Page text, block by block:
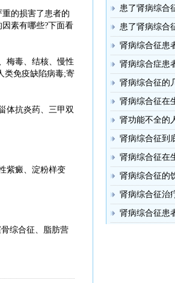
的损害了患者的
素有哪些?下面看
梅毒、结核、慢性
类免疫缺陷病毒;寄
体抗炎药、三甲双
紫癜、淀粉样变
综合征、脂肪营
患了肾病综合
患了肾病综合
肾病综合征患
肾病综合症患
肾病综合征的
肾病综合征在
肾功能不全的
肾病综合征到
肾病综合征在
肾病综合征的
肾病综合征治
肾病综合征患